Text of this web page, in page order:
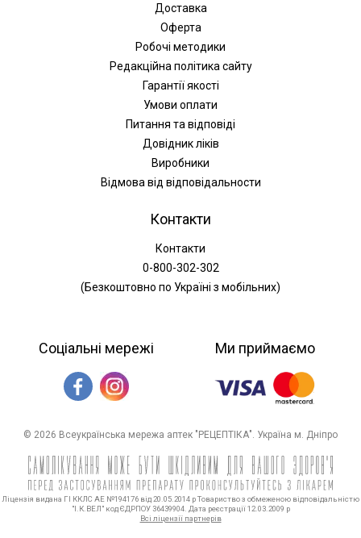
Доставка
Оферта
Робочі методики
Редакційна політика сайту
Гарантії якості
Умови оплати
Питання та відповіді
Довідник ліків
Виробники
Відмова від відповідальности
Контакти
Контакти
0-800-302-302
(Безкоштовно по Україні з мобільних)
Соціальні мережі Ми приймаємо
© 2026 Всеукраїнська мережа аптек "РЕЦЕПТІКА". Україна м. Дніпро
Ліцензія видана ГІ ККЛС АЕ №194176 від 20.05.2014 р Товариство з обмеженою відповідальністю
"І.К.ВЕЛ" код ЄДРПОУ 36439904. Дата реєстрації 12.03.2009 р
Всі ліцензії партнерів